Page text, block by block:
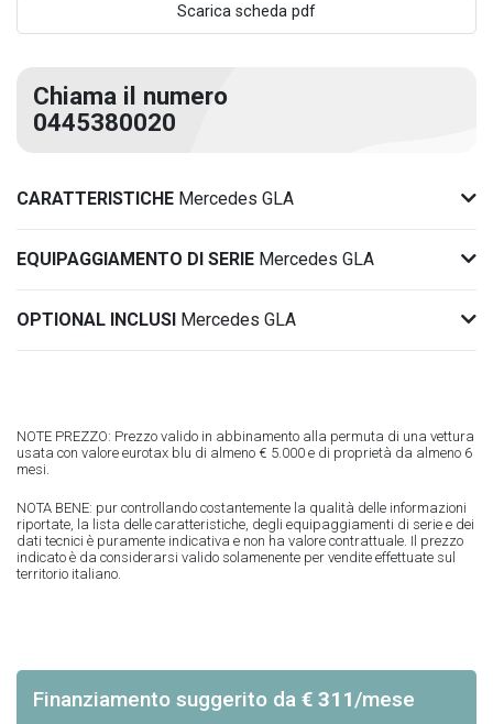
Scarica scheda pdf
Chiama il numero
0445380020
CARATTERISTICHE Mercedes GLA
EQUIPAGGIAMENTO DI SERIE Mercedes GLA
OPTIONAL INCLUSI Mercedes GLA
NOTE PREZZO: Prezzo valido in abbinamento alla permuta di una vettura
usata con valore eurotax blu di almeno € 5.000 e di proprietà da almeno 6
mesi.
NOTA BENE: pur controllando costantemente la qualità delle informazioni
riportate, la lista delle caratteristiche, degli equipaggiamenti di serie e dei
dati tecnici è puramente indicativa e non ha valore contrattuale. Il prezzo
indicato è da considerarsi valido solamenente per vendite effettuate sul
territorio italiano.
Finanziamento suggerito da € 311/mese